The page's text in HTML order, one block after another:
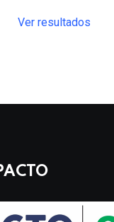
Ver resultados